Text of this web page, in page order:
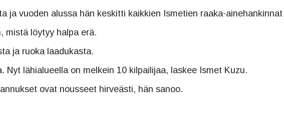
ja vuoden alussa hän keskitti kaikkien Ismetien raaka-
mistä löytyy halpa erä.
ja ruoka laadukasta.
Nyt lähialueella on melkein 10 kilpailijaa, laskee Ismet Kuzu.
ovat nousseet hirveästi, hän sanoo.